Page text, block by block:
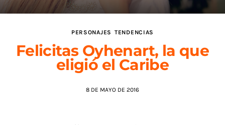
TENDENCIAS
AGENDA
PERSONAJES TENDENCIAS
Felicitas Oyhenart, la que
eligió el Caribe
8 DE MAYO DE 2016